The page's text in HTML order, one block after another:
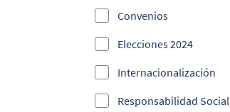
Convenios
Elecciones 2024
Internacionalización
Responsabilidad Social